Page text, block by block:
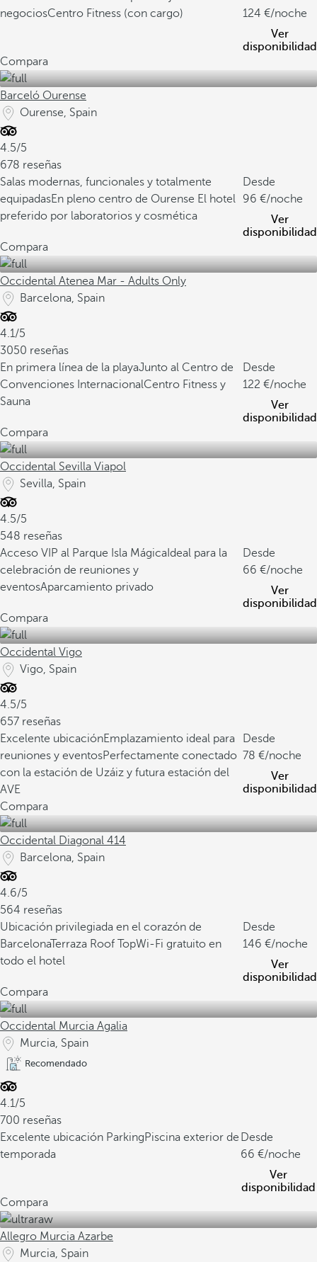
negociosCentro Fitness (con cargo)
124
/noche
Ver
disponibilidad
Compara
Barceló Ourense
Ourense, Spain
4.5/5
678 reseñas
Salas modernas, funcionales y totalmente
equipadasEn pleno centro de Ourense El hotel
preferido por laboratorios y cosmética
Desde
96
/noche
Ver
disponibilidad
Compara
Occidental Atenea Mar - Adults Only
Barcelona, Spain
4.1/5
3050 reseñas
En primera línea de la playaJunto al Centro de
Convenciones InternacionalCentro Fitness y
Sauna
Desde
122
/noche
Ver
disponibilidad
Compara
Occidental Sevilla Viapol
Sevilla, Spain
4.5/5
548 reseñas
Acceso VIP al Parque Isla Mágica Ideal para la
celebración de reuniones y
eventosAparcamiento privado
Desde
66
/noche
Ver
disponibilidad
Compara
Occidental Vigo
Vigo, Spain
4.5/5
657 reseñas
Excelente ubicaciónEmplazamiento ideal para
reuniones y eventosPerfectamente conectado
con la estación de Uzáiz y futura estación del
AVE
Desde
78
/noche
Ver
disponibilidad
Compara
Occidental Diagonal 414
Barcelona, Spain
4.6/5
564 reseñas
Ubicación privilegiada en el corazón de
BarcelonaTerraza Roof TopWi-Fi gratuito en
todo el hotel
Desde
146
/noche
Ver
disponibilidad
Compara
Occidental Murcia Agalia
Murcia, Spain
Recomendado
4.1/5
700 reseñas
Excelente ubicación ParkingPiscina exterior de
temporada
Desde
66
/noche
Ver
disponibilidad
Compara
Allegro Murcia Azarbe
Murcia, Spain